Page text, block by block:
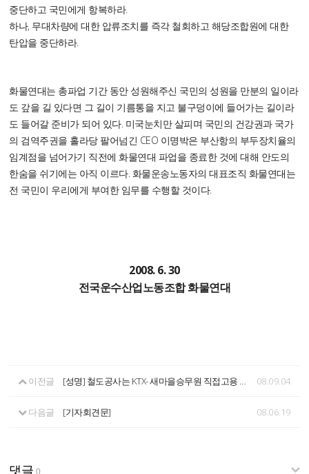
중단하고 국민에게 항복하라.
하나, 무대차량에 대한 압류조치를 즉각 철회하고 해당조합원에 대한
탄압을 중단하라.
화물연대는 총파업 기간 동안 성원해주신 국민의 성원을 만분의 일이라
도 갚을 길 있다면 그 길이 기름통을 지고 불구덩이에 들어가는 길이라
도 들어갈 준비가 되어 있다. 미국눈치만 살피며 국민의 건강권과 국가
의 검역주권을 홀라당 팔어넘긴 CEO 이명박은 부산항의 부두장치율의
임계점을 넘어가기 직전에 화물연대 파업을 종료한 것에 대해 안도의
한숨을 쉬기에는 아직 이르다. 화물운송노동자의 대표조직 화물연대는
전 국민이 우리에게 부여한 임무를 수행할 것이다.
2008. 6. 30
전국운수산업노동조합 화물연대
이전글 [성명] 철도공사는 KTX- 새마을승무원 직접고용 즉각이행하라! 08.09.04
다음글 [기자회견문] 08.06.19
댓글 0